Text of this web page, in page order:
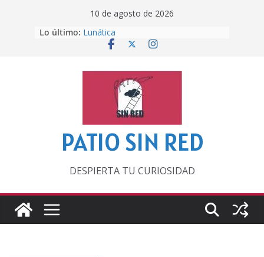
10 de agosto de 2026
Lo último: Lunática
Pero, hasta entonces…
‘La broma infinita’ de recomendar
lecturas veraniegas
Otra del Mundial
PATIO SIN RED
DESPIERTA TU CURIOSIDAD